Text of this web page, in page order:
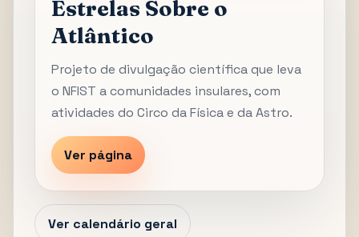
Estrelas Sobre o
Atlântico
Projeto de divulgação científica que leva
o NFIST a comunidades insulares, com
atividades do Circo da Física e da Astro.
Ver página
Ver calendário geral